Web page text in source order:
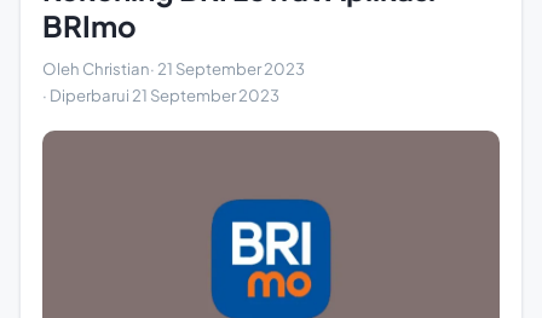
BRImo
Oleh Christian· 21 September 2023
· Diperbarui 21 September 2023